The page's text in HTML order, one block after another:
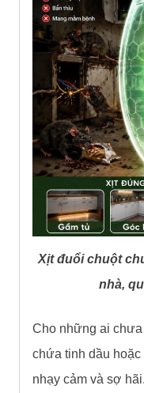
Xịt đuổi chuột
nhà,
Cho những ai
chứa tinh dầu
nhạy cảm và sợ